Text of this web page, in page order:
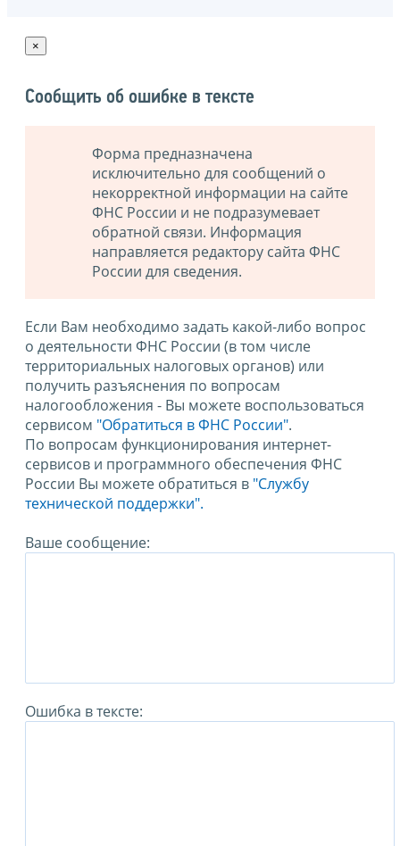
×
Сообщить об ошибке в тексте
Форма предназначена
исключительно для сообщений о
некорректной информации на сайте
ФНС России и не подразумевает
обратной связи. Информация
направляется редактору сайта ФНС
России для сведения.
Если Вам необходимо задать какой-либо вопрос
о деятельности ФНС России (в том числе
территориальных налоговых органов) или
получить разъяснения по вопросам
налогообложения - Вы можете воспользоваться
сервисом "Обратиться в ФНС России".
По вопросам функционирования интернет-
сервисов и программного обеспечения ФНС
России Вы можете обратиться в "Службу
технической поддержки".
Ваше сообщение:
Ошибка в тексте: